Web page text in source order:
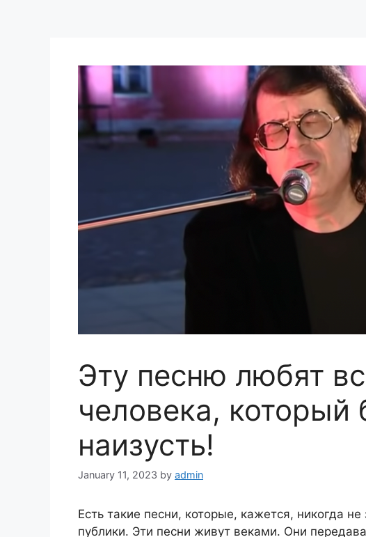
Эту песню любят
человека, который
наизусть!
January 11, 2023 by admin
Есть такие песни, которые, кажется, никогда
публики. Эти песни живут веками. Они